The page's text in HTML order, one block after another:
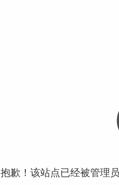
抱歉！该站点已经被管理